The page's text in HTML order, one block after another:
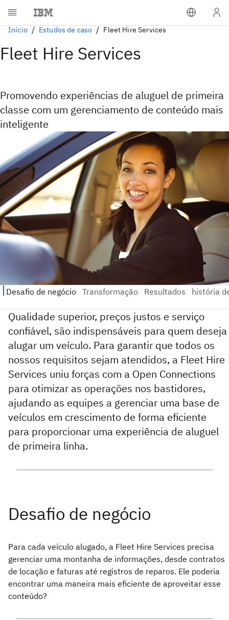
Início Estudos de caso Fleet Hire Services
Fleet Hire Services
Promovendo experiências de aluguel de primeira
classe com um gerenciamento de conteúdo mais
inteligente
Qualidade superior, preços justos e serviço
confiável, são indispensáveis para quem deseja
alugar um veículo. Para garantir que todos os
nossos requisitos sejam atendidos, a Fleet Hire
Services uniu forças com a Open Connections
para otimizar as operações nos bastidores,
ajudando as equipes a gerenciar uma base de
veículos em crescimento de forma eficiente
para proporcionar uma experiência de aluguel
de primeira linha.
Para cada veículo alugado, a Fleet Hire Services precisa
gerenciar uma montanha de informações, desde contratos
de locação e faturas até registros de reparos. Ele poderia
encontrar uma maneira mais eficiente de aproveitar esse
conteúdo?